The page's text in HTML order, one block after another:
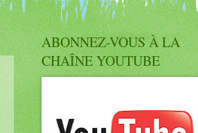
ABONNEZ-VOUS À LA
CHAÎNE YOUTUBE